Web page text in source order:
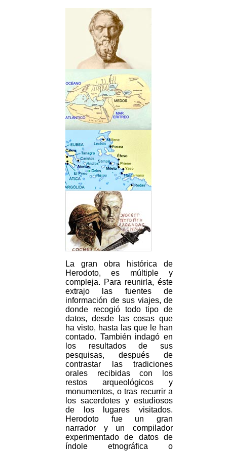
La gran obra histórica de
Herodoto, es múltiple y
compleja. Para reunirla, éste
extrajo las fuentes de
información de sus viajes, de
donde recogió todo tipo de
datos, desde las cosas que
ha visto, hasta las que le han
contado. También indagó en
los resultados de sus
pesquisas, después de
contrastar las tradiciones
orales recibidas con los
restos arqueológicos y
monumentos, o tras recurrir a
los sacerdotes y estudiosos
de los lugares visitados.
Herodoto fue un gran
narrador y un compilador
experimentado de datos de
índole etnográfica o